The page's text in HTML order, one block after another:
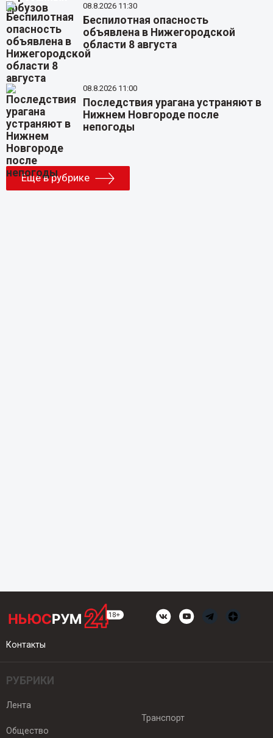
08.8.2026 11:30
Беспилотная опасность
объявлена в Нижегородской
области 8 августа
08.8.2026 11:00
Последствия урагана устраняют в
Нижнем Новгороде после
непогоды
Еще в рубрике
Контакты
РУБРИКИ
Лента
Общество
Транспорт